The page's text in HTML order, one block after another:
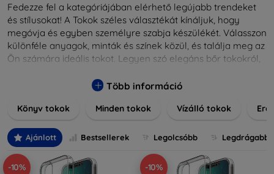
Fedezze fel a kategóriájában elérhető legújabb trendeket
és stílusokat! A Tokok széles választékát kínáljuk, hogy
megóvja és egyben személyre szabja készülékét. Válasszon
különféle anyagok, minták és színek közül, és találja meg az
Ön számára ideális tokot. Legyen szó elegáns bőr tokokról,
nálunk mindenki megtalálja a stílusához leginkább illő
különlegesebbé eszközeit a tökéletes tokkal!
Több információ
Könyv tokok Minden tokok Vízálló tokok
Ajánlott Bestsellerek Legolcsóbb Legdrágabb
-10% -10%